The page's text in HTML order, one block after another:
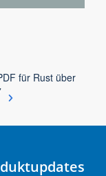
für Rust über